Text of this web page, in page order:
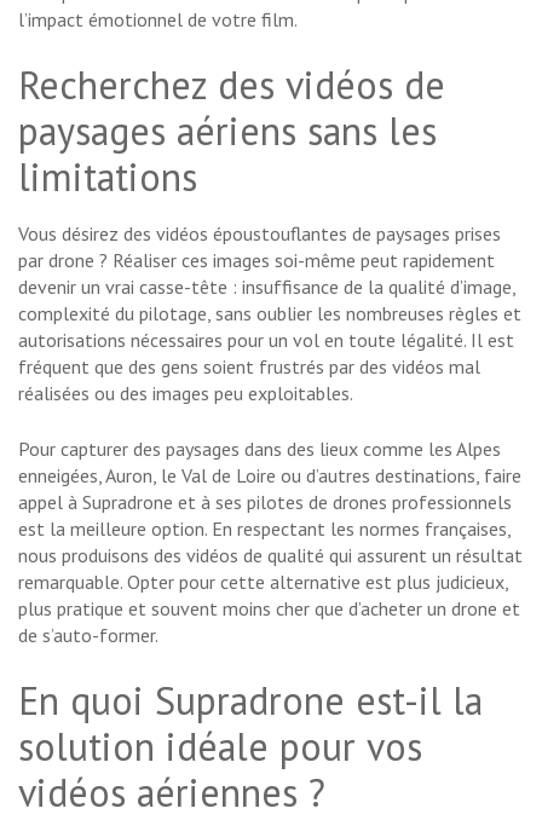
l’impact émotionnel de votre film.
Recherchez des vidéos de
paysages aériens sans les
limitations
Vous désirez des vidéos époustouflantes de paysages prises
par drone ? Réaliser ces images soi-même peut rapidement
devenir un vrai casse-tête : insuffisance de la qualité d’image,
complexité du pilotage, sans oublier les nombreuses règles et
autorisations nécessaires pour un vol en toute légalité. Il est
fréquent que des gens soient frustrés par des vidéos mal
réalisées ou des images peu exploitables.
Pour capturer des paysages dans des lieux comme les Alpes
enneigées, Auron, le Val de Loire ou d’autres destinations, faire
appel à Supradrone et à ses pilotes de drones professionnels
est la meilleure option. En respectant les normes françaises,
nous produisons des vidéos de qualité qui assurent un résultat
remarquable. Opter pour cette alternative est plus judicieux,
plus pratique et souvent moins cher que d’acheter un drone et
de s’auto-former.
En quoi Supradrone est-il la
solution idéale pour vos
vidéos aériennes ?